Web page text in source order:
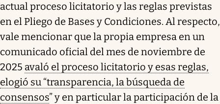
actual proceso licitatorio y las reglas previstas
en el Pliego de Bases y Condiciones. Al respecto,
vale mencionar que la propia empresa en un
comunicado oficial del mes de noviembre de
2025 avaló el proceso licitatorio y esas reglas,
elogió su “transparencia, la búsqueda de
consensos” y en particular la participación de la